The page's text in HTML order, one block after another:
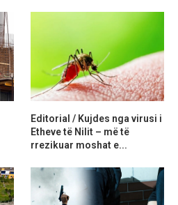
Editorial / Kujdes nga virusi i
Etheve të Nilit – më të
rrezikuar moshat e...